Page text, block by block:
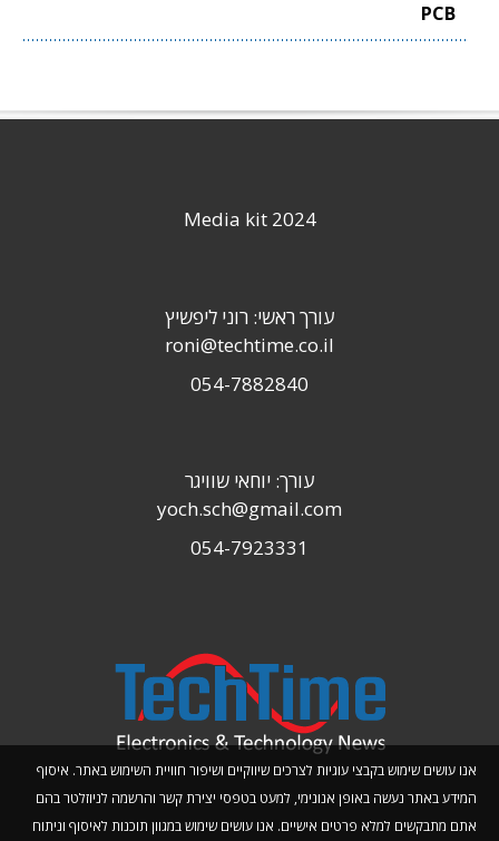
PCB
אנו עושים שימוש בקבצי עוגיות לצרכים שיווקיים ושיפור חוויית השימוש באתר. איסוף
המידע באתר נעשה באופן אנונימי, למעט בטפסי יצירת קשר והרשמה לניוזלטר בהם
אתם מתבקשים למלא פרטים אישיים. אנו עושים שימוש במגוון תוכנות לאיסוף וניתוח
Media kit 2024
עורך ראשי: רוני ליפשיץ
roni@techtime.co.il
054-7882840
עורך: יוחאי שוויגר
yoch.sch@gmail.com
054-7923331